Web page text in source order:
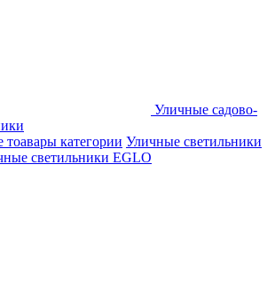
Уличные садово-
тоавары категории Уличные светильники
светильники EGLO